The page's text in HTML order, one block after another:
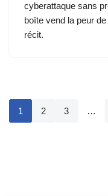
cyberattaque sans
boîte vend la peur
récit.
1 2 3 …